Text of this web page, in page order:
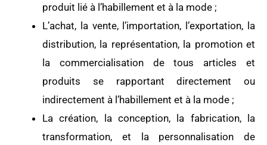
produit lié à l’habillement et à la mode ;
L’achat, la vente, l’importation, l’exportation, la
distribution, la représentation, la promotion et
la commercialisation de tous articles et
produits se rapportant directement ou
indirectement à l’habillement et à la mode ;
La création, la conception, la fabrication, la
transformation, et la personnalisation de